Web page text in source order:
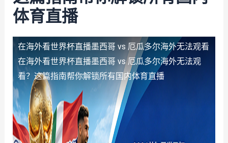
体育直播
在海外看世界杯直播墨西哥 vs 厄瓜多尔海外无法观看
在海外看世界杯直播墨西哥 vs 厄瓜多尔海外无法观
看？这篇指南帮你解锁所有国内体育直播